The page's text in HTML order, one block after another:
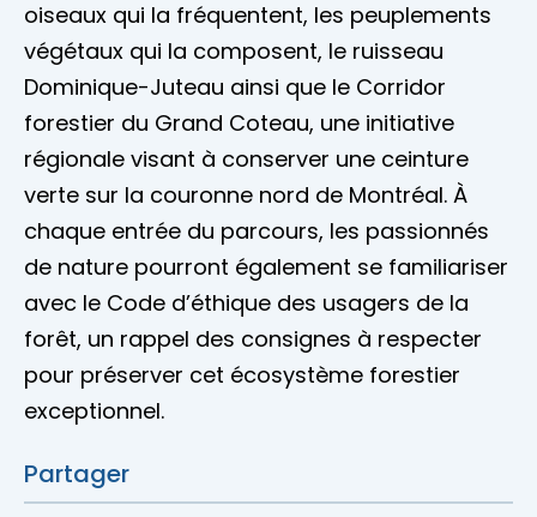
oiseaux qui la fréquentent, les peuplements
végétaux qui la composent, le ruisseau
Dominique-Juteau ainsi que le Corridor
forestier du Grand Coteau, une initiative
régionale visant à conserver une ceinture
verte sur la couronne nord de Montréal. À
chaque entrée du parcours, les passionnés
de nature pourront également se familiariser
avec le Code d’éthique des usagers de la
forêt, un rappel des consignes à respecter
pour préserver cet écosystème forestier
exceptionnel.
Partager